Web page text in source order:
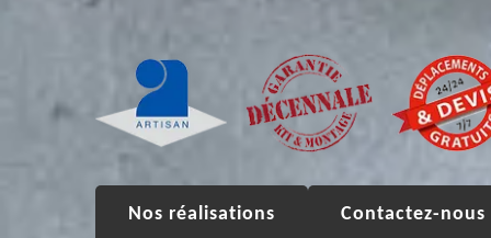
Nos réalisations Contactez-nous